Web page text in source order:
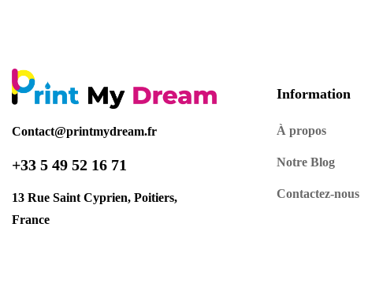
Contact@printmydream.fr
+33 5 49 52 16 71
13 Rue Saint Cyprien, Poitiers,
France
Information
À propos
Notre Blog
Contactez-nous